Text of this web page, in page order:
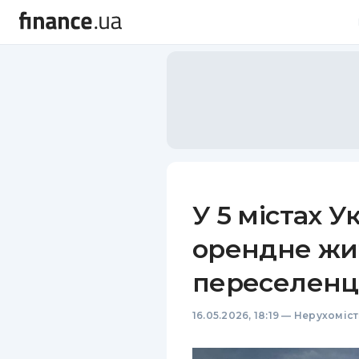
У 5 містах
орендне
16.05.2026, 18:19 —